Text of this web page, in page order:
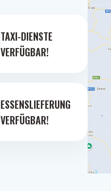
TAXI-DIENSTE
VERFÜGBAR!
ESSENSLIEFERUNG
VERFÜGBAR!